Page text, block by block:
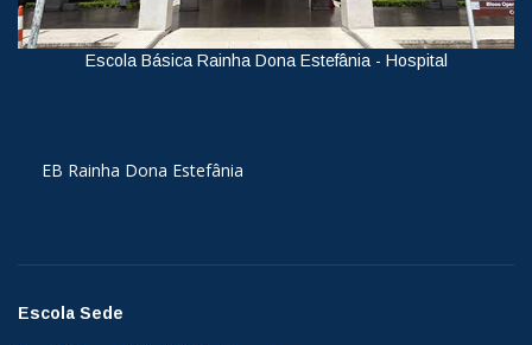
Escola Básica Rainha Dona Estefânia - Hospital
EB Rainha Dona Estefânia
Escola Sede